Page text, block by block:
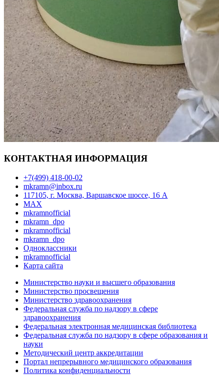
КОНТАКТНАЯ ИНФОРМАЦИЯ
+7(499) 418-00-02
mkramn@inbox.ru
117105, г. Москва, Варшавское шоссе, 16 А
MAX
mkramnofficial
mkramn_dpo
mkramnofficial
mkramn_dpo
Одноклассники
mkramnofficial
Карта сайта
Министерство науки и высшего образования
Министерство просвещения
Министерство здравоохранения
Федеральная служба по надзору в сфере
здравоохранения
Федеральная электронная медицинская библиотека
Федеральная служба по надзору в сфере образования и
науки
Методический центр аккредитации
Портал непрерывного медицинского образования
Политика конфиденциальности